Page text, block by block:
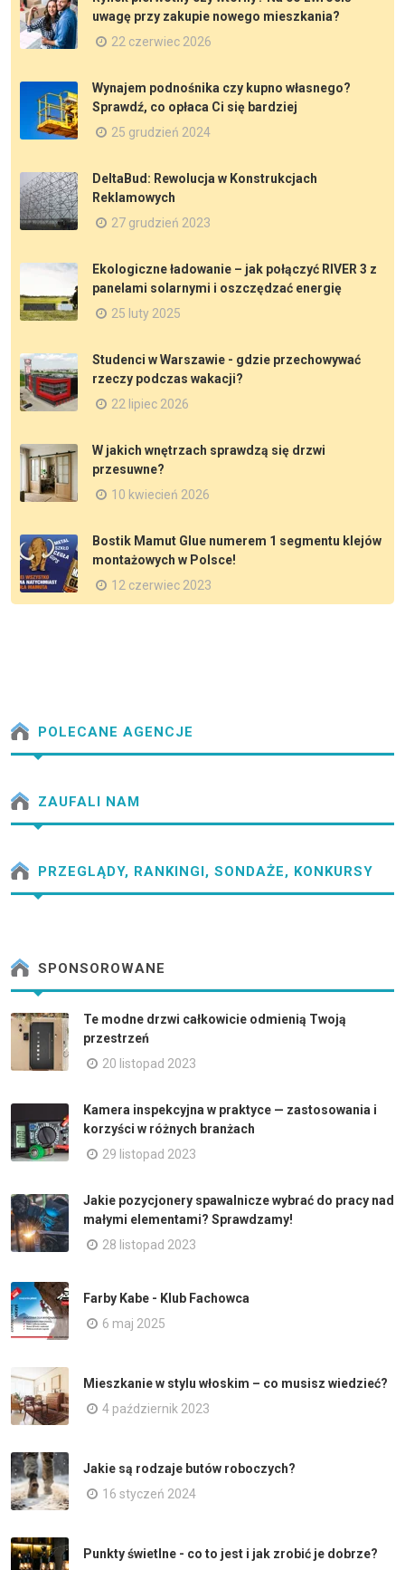
uwagę przy zakupie nowego mieszkania?
22 czerwiec 2026
Wynajem podnośnika czy kupno własnego?
Sprawdź, co opłaca Ci się bardziej
25 grudzień 2024
DeltaBud: Rewolucja w Konstrukcjach
Reklamowych
27 grudzień 2023
Ekologiczne ładowanie – jak połączyć RIVER 3 z
panelami solarnymi i oszczędzać energię
25 luty 2025
Studenci w Warszawie - gdzie przechowywać
rzeczy podczas wakacji?
22 lipiec 2026
W jakich wnętrzach sprawdzą się drzwi
przesuwne?
10 kwiecień 2026
Bostik Mamut Glue numerem 1 segmentu klejów
montażowych w Polsce!
12 czerwiec 2023
POLECANE AGENCJE
ZAUFALI NAM
PRZEGLĄDY, RANKINGI, SONDAŻE, KONKURSY
SPONSOROWANE
Te modne drzwi całkowicie odmienią Twoją
przestrzeń
20 listopad 2023
Kamera inspekcyjna w praktyce — zastosowania i
korzyści w różnych branżach
29 listopad 2023
Jakie pozycjonery spawalnicze wybrać do pracy nad
małymi elementami? Sprawdzamy!
28 listopad 2023
Farby Kabe - Klub Fachowca
6 maj 2025
Mieszkanie w stylu włoskim – co musisz wiedzieć?
4 październik 2023
Jakie są rodzaje butów roboczych?
16 styczeń 2024
Punkty świetlne - co to jest i jak zrobić je dobrze?